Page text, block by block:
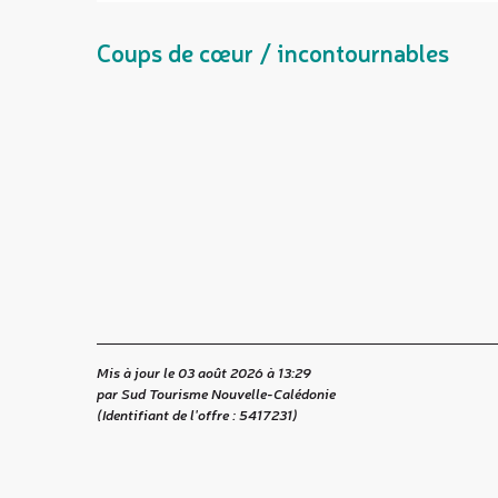
Coups de cœur / incontournables
Mis à jour le 03 août 2026 à 13:29
par Sud Tourisme Nouvelle-Calédonie
(Identifiant de l'offre :5417231)